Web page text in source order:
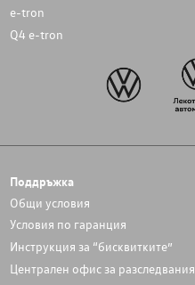
e-tron
Q4 e-tron
Поддръжка
Общи условия
Условия по гаранция
Инструкция за “бисквитките”
Централен офис за разследвания